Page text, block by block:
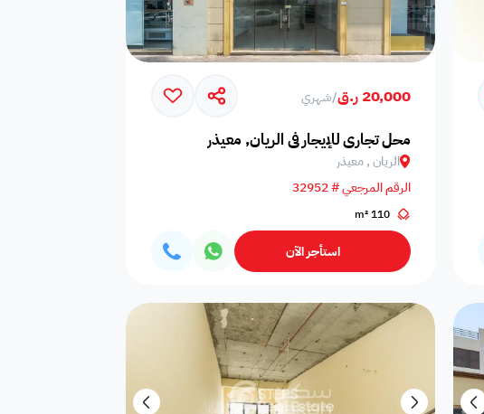
أي غرفة نوم
20,000 ر.ق /شهري
محل تجاري للإيجار في الريان, معيذر
الريان , معيذر
الرقم المرجعي # 32952
110 m²
استأجر الآن